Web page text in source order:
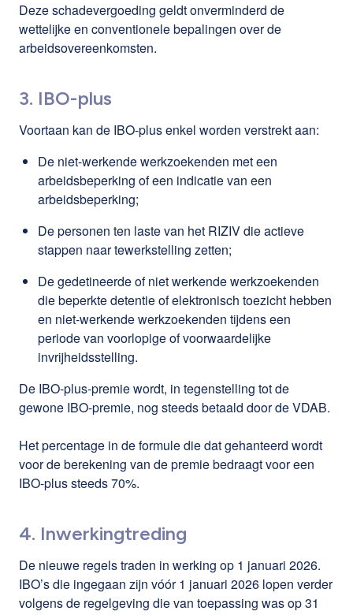
Deze schadevergoeding geldt onverminderd de
wettelijke en conventionele bepalingen over de
arbeidsovereenkomsten.
3. IBO-plus
Voortaan kan de IBO-plus enkel worden verstrekt aan:
De niet-werkende werkzoekenden met een
arbeidsbeperking of een indicatie van een
arbeidsbeperking;
De personen ten laste van het RIZIV die actieve
stappen naar tewerkstelling zetten;
De gedetineerde of niet werkende werkzoekenden
die beperkte detentie of elektronisch toezicht hebben
en niet-werkende werkzoekenden tijdens een
periode van voorlopige of voorwaardelijke
invrijheidsstelling.
De IBO-plus-premie wordt, in tegenstelling tot de
gewone IBO-premie, nog steeds betaald door de VDAB.
Het percentage in de formule die dat gehanteerd wordt
voor de berekening van de premie bedraagt voor een
IBO-plus steeds 70%.
4. Inwerkingtreding
De nieuwe regels traden in werking op 1 januari 2026.
IBO’s die ingegaan zijn vóór 1 januari 2026 lopen verder
volgens de regelgeving die van toepassing was op 31